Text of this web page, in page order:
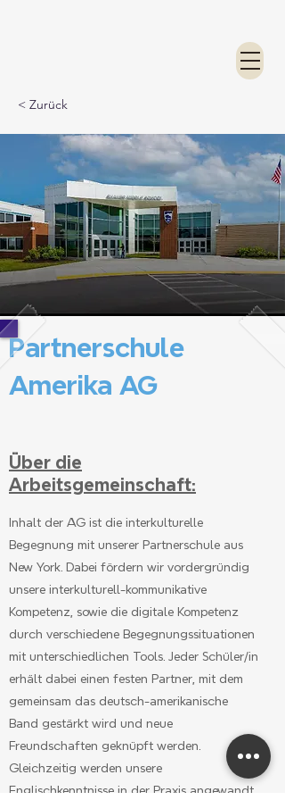
< Zurück
Partnerschule
Amerika AG
Über die
Arbeitsgemeinschaft:
Inhalt der AG ist die interkulturelle
Begegnung mit unserer Partnerschule aus
New York. Dabei fördern wir vordergründig
unsere interkulturell-kommunikative
Kompetenz, sowie die digitale Kompetenz
durch verschiedene Begegnungssituationen
mit unterschiedlichen Tools. Jeder Schüler/in
erhält dabei einen festen Partner, mit dem
gemeinsam das deutsch-amerikanische
Band gestärkt wird und neue
Freundschaften geknüpft werden.
Gleichzeitig werden unsere
Englischkenntnisse in der Praxis angewandt